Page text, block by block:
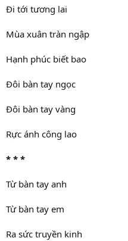
Đi tới tương lai
Mùa xuân tràn ngập
Hạnh phúc biết bao
Đôi bàn tay ngọc
Đôi bàn tay vàng
Rực ánh công lao
* * *
Từ bàn tay anh
Từ bàn tay em
Ra sức truyền kinh